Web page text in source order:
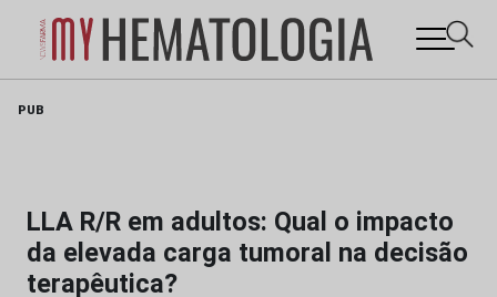
PUB
LLA R/R em adultos: Qual o impacto
da elevada carga tumoral na decisão
terapêutica?